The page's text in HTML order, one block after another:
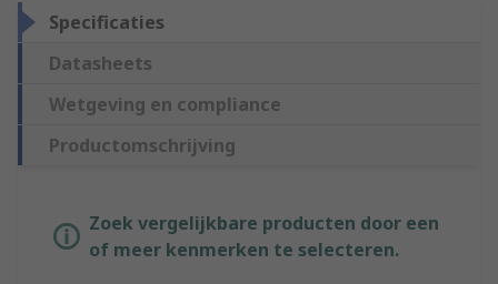
Specificaties
Datasheets
Wetgeving en compliance
Productomschrijving
Zoek vergelijkbare producten door een
of meer kenmerken te selecteren.